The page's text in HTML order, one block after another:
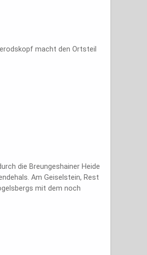
macht den Ortsteil
die Breungeshainer Heide
Am Geiselstein, Rest
mit dem noch